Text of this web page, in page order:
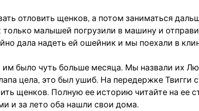
отловить щенков, а потом заниматься
малышей погрузили в машину и
дала надеть ей ошейник и мы поехали в
было чуть больше месяца. Мы назвали их
цела, это был ушиб. На передержке Твигги
щенков. Полную ее историю читайте на ее
и за лето оба нашли свои дома.